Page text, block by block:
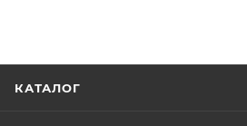
КАТАЛОГ